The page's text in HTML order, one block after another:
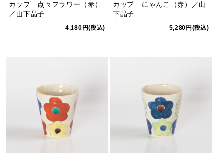
カップ 点々フラワー（赤）
／山下晶子
4,180円(税込)
カップ にゃんこ（赤）／山
下晶子
5,280円(税込)